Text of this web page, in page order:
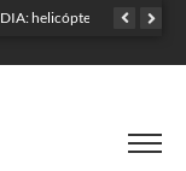
TRAGÉDIA: helicóptero cai e mata quatro pessoas; vítimas eram turistas